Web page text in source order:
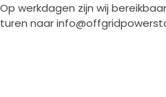
zijn wij
naar